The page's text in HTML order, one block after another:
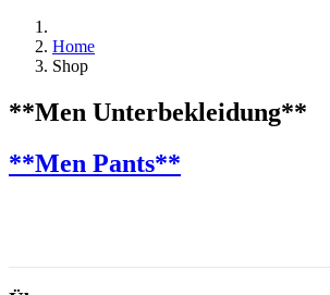
Home
Shop
**Men Unterbekleidung**
**Men Pants**